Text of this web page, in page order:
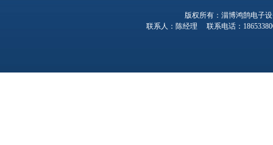
版权所有：淄博鸿鹄电子
联系人：陈经理 联系电话：